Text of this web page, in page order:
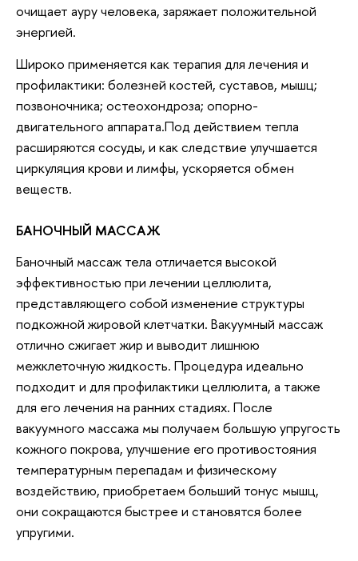
очищает ауру человека, заряжает положительной
энергией.
Широко применяется как терапия для лечения и
профилактики: болезней костей, суставов, мышц;
позвоночника; остеохондроза; опорно-
двигательного аппарата.Под действием тепла
расширяются сосуды, и как следствие улучшается
циркуляция крови и лимфы, ускоряется обмен
веществ.
БАНОЧНЫЙ МАССАЖ
Баночный массаж тела отличается высокой
эффективностью при лечении целлюлита,
представляющего собой изменение структуры
подкожной жировой клетчатки. Вакуумный массаж
отлично сжигает жир и выводит лишнюю
межклеточную жидкость. Процедура идеально
подходит и для профилактики целлюлита, а также
для его лечения на ранних стадиях. После
вакуумного массажа мы получаем большую упругость
кожного покрова, улучшение его противостояния
температурным перепадам и физическому
воздействию, приобретаем больший тонус мышц,
они сокращаются быстрее и становятся более
упругими.